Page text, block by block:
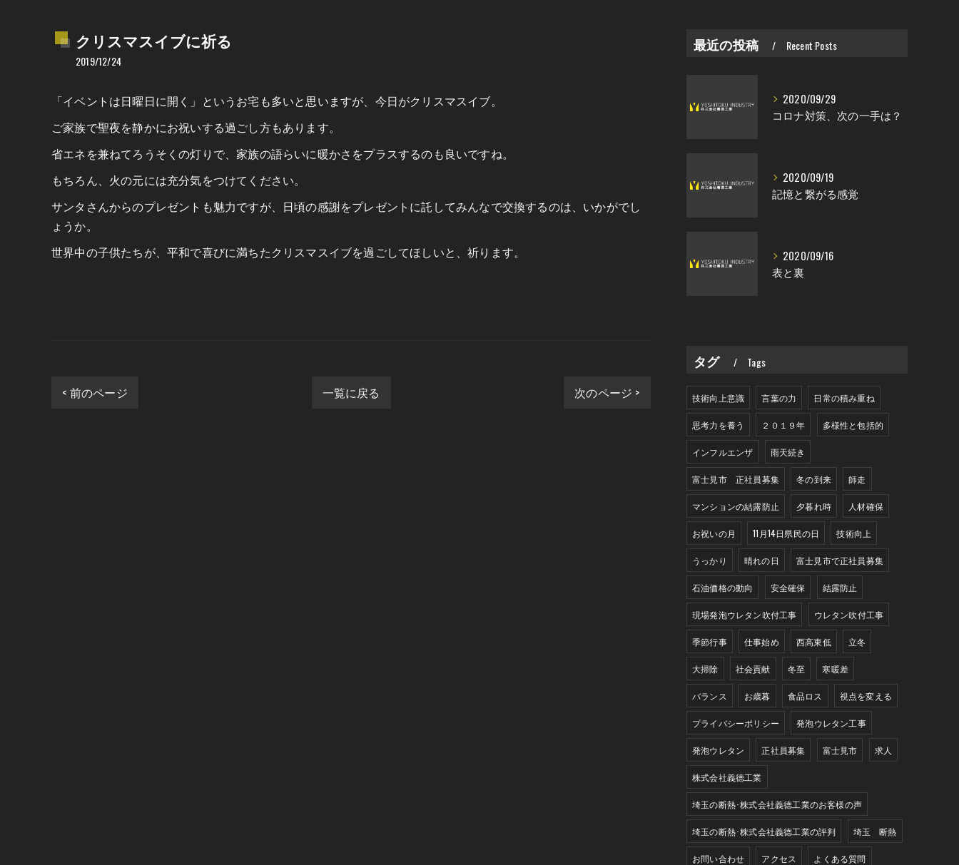
クリスマスイブに祈る
2019/12/24
「イベントは日曜日に開く」というお宅も多いと思いますが、今日がクリスマスイブ。
ご家族で聖夜を静かにお祝いする過ごし方もあります。
省エネを兼ねてろうそくの灯りで、家族の語らいに暖かさをプラスするのも良いですね。
もちろん、火の元には充分気をつけてください。
サンタさんからのプレゼントも魅力ですが、日頃の感謝をプレゼントに託してみんなで交換するのは、いかがでし
ょうか。
世界中の子供たちが、平和で喜びに満ちたクリスマスイブを過ごしてほしいと、祈ります。
< 前のページ 一覧に戻る 次のページ >
最近の投稿 Recent Posts
2020/09/29
コロナ対策、次の一手は？
2020/09/19
記憶と繋がる感覚
2020/09/16
表と裏
タグ Tags
技術向上意識 言葉の力 日常の積み重ね
思考力を養う ２０１９年 多様性と包括的
インフルエンザ 雨天続き
富士見市 正社員募集 冬の到来 師走
マンションの結露防止 夕暮れ時 人材確保
お祝いの月 11月14日県民の日 技術向上
うっかり 晴れの日 富士見市で正社員募集
石油価格の動向 安全確保 結露防止
現場発泡ウレタン吹付工事 ウレタン吹付工事
季節行事 仕事始め 西高東低 立冬
大掃除 社会貢献 冬至 寒暖差
バランス お歳暮 食品ロス 視点を変える
プライバシーポリシー 発泡ウレタン工事
発泡ウレタン 正社員募集 富士見市 求人
株式会社義德工業
埼玉の断熱･株式会社義德工業のお客様の声
埼玉の断熱･株式会社義德工業の評判 埼玉 断熱
お問い合わせ アクセス よくある質問